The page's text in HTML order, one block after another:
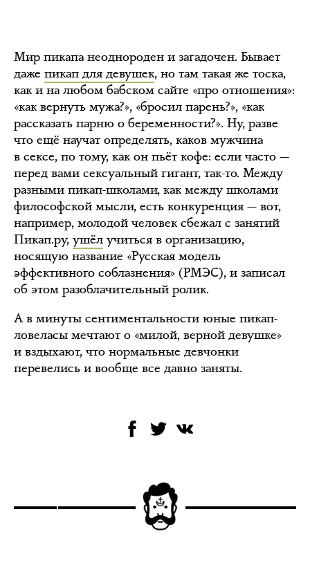
Мир пикапа неоднороден и загадочен. Бывает
даже пикап для девушек, но там такая же тоска,
как и на любом бабском сайте «про отношения»:
«как вернуть мужа?», «бросил парень?», «как
рассказать парню о беременности?». Ну, разве
что ещё научат определять, каков мужчина
в сексе, по тому, как он пьёт кофе: если часто —
перед вами сексуальный гигант, так-то. Между
разными пикап-школами, как между школами
философской мысли, есть конкуренция — вот,
например, молодой человек сбежал с занятий
Пикап.ру, ушёл учиться в организацию,
носящую название «Русская модель
эффективного соблазнения» (РМЭС), и записал
об этом разоблачительный ролик.
А в минуты сентиментальности юные пикап-
ловеласы мечтают о «милой, верной девушке»
и вздыхают, что нормальные девчонки
перевелись и вообще все давно заняты.